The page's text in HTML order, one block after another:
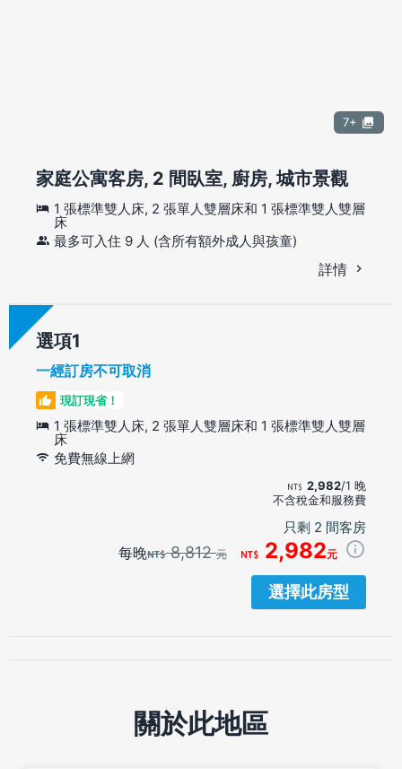
7+
家庭公寓客房, 2 間臥室, 廚房, 城市景觀
1 張標準雙人床, 2 張單人雙層床和 1 張標準雙人雙層
床
最多可入住 9 人 (含所有額外成人與孩童)
詳情
選項
一經訂房不可取消
現訂現省！
1 張標準雙人床, 2 張單人雙層床和 1 張標準雙人雙層
床
免費無線上網
2,982/1 晚
不含稅金和服務費
只剩 2 間客房
每晚 8,812元 2,982元
選擇此房型
關於此地區